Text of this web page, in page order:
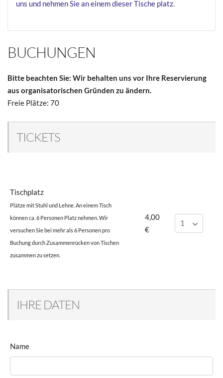
uns und nehmen Sie an einem dieser Tische platz.
BUCHUNGEN
Bitte beachten Sie: Wir behalten uns vor Ihre Reservierung
aus organisatorischen Gründen zu ändern.
Freie Plätze: 70
TICKETS
Tischplatz
Plätze mit Stuhl und Lehne. An einem Tisch
können ca. 6 Personen Platz nehmen. Wir
versuchen Sie bei mehr als 6 Personen pro
Buchung durch Zusammenrücken von Tischen
zusammen zu setzen.
4,00
€
IHRE DATEN
Name